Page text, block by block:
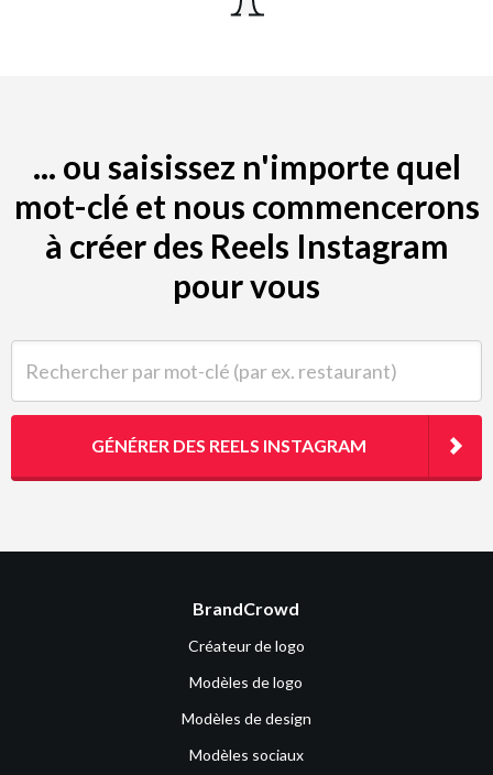
... ou saisissez n'importe quel
mot-clé et nous commencerons
à créer des Reels Instagram
pour vous
GÉNÉRER DES REELS INSTAGRAM
BrandCrowd
Créateur de logo
Modèles de logo
Modèles de design
Modèles sociaux